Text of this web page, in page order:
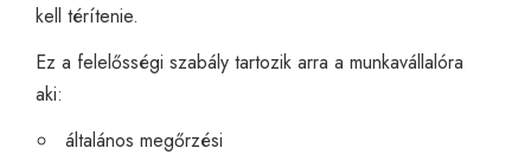
kell térítenie.
Ez a felelősségi szabály tartozik arra a munkavállalóra
aki:
általános megőrzési